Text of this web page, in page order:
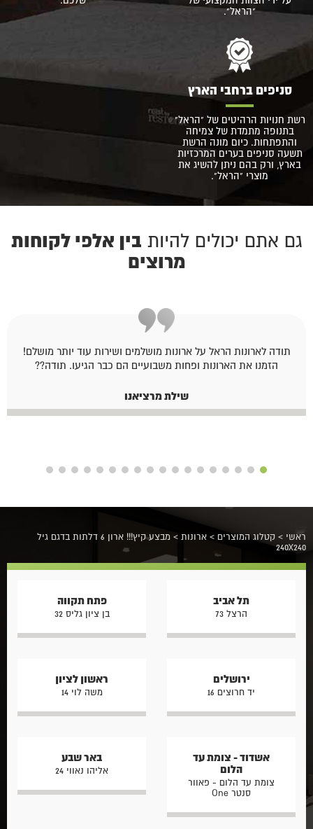
"הראל".
סניפים ברחבי הארץ
רשת חנויות הרהיטים של "הראל"
בתנופה מתמדת של צמיחה
והתפתחות. כיום מונה הרשת
תשעה סניפים בערים המרכזיות
בארץ, ורק בהם ניתן להשיג את
מוצרי "הראל".
גם אתם יכולים להיות בין אלפי לקוחות
מרוצים
תודה לארונות הראל על ארונות מושלמים ושירות עוד יותר מושלם!
הזמנו את הארונות ופחות משבועיים הם כבר הגיעו. תודה??
שילת מרציאנו
ראשי > קטלוג המוצרים > ארונות >
מבצע קיץ!!! ארון 6 דלתות בדגם גיל
240X240
תל אביב
הרצל 73
פתח תקווה
בן ציון גליס 32
ירושלים
יד חרוצים 16
ראשון לציון
משה לוי 14
אשדוד - צומת עד
הלום
צומת עד הלום - פאוור
סנטר One
באר שבע
אליהו נאווי 24